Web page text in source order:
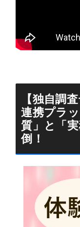
【独自調
連携プラ
質」と「
倒！